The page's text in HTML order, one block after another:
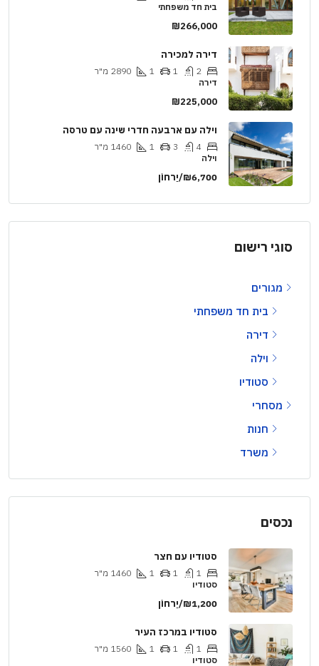
בית חד משפחתי
₪266,000
דירה למכירה
2
1
1
2890 מ"ר
דירה
₪225,000
וילה עם ארבעה חדרי שינה עם טרסה
4
3
1
1460 מ"ר
וילה
₪6,700/יַרחוֹן
סוגי רישום
מגורים
בית חד משפחתי
דירה
וילה
סטודיו
מסחרי
חנות
משרד
נכסים
סטודיו עם חצר
1
1
1
1460 מ"ר
סטודיו
₪1,200/יַרחוֹן
סטודיו במרכז העיר
1
1
1
1560 מ"ר
סטודיו